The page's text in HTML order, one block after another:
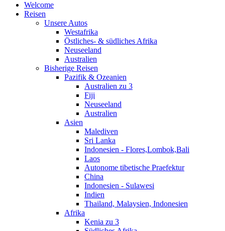
Mexiko
Afrika 14
Mosambik & Südafrika
Südliches Afrika 13
Simbabwe
Reiseroute 2011 - 12
Asien
Indonesien - Sulawesi
Welcome
Reisen
Unsere Autos
Westafrika
Östliches- & südliches Afrika
Neuseeland
Australien
Bisherige Reisen
Pazifik & Ozeanien
Australien zu 3
Fiji
Neuseeland
Australien
Asien
Malediven
Sri Lanka
Indonesien - Flores,Lombok,Bali
Laos
Autonome tibetische Praefektur
China
Indonesien - Sulawesi
Indien
Thailand, Malaysien, Indonesien
Afrika
Kenia zu 3